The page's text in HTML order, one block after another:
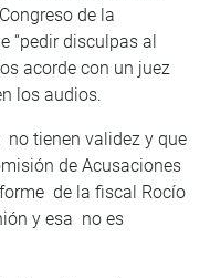
de la
“pedir disculpas al
acorde con un juez
los audios.
tienen validez y que
de Acusaciones
de la fiscal Rocío
y esa no es